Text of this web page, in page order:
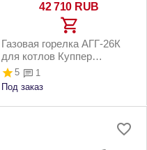
42 710 RUB
Газовая горелка АГГ-26К
для котлов Куппер
Теплодар
5
1
Под заказ